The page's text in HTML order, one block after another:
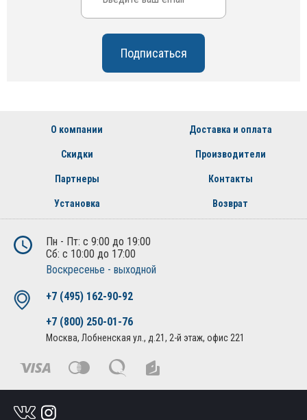
О компании Доставка и оплата
Скидки Производители
Партнеры Контакты
Установка Возврат
Пн - Пт: с 9:00 до 19:00
Сб: с 10:00 до 17:00
Воскресенье - выходной
+7 (495) 162-90-92
+7 (800) 250-01-76
Москва, Лобненская ул., д.21, 2-й этаж, офис 221